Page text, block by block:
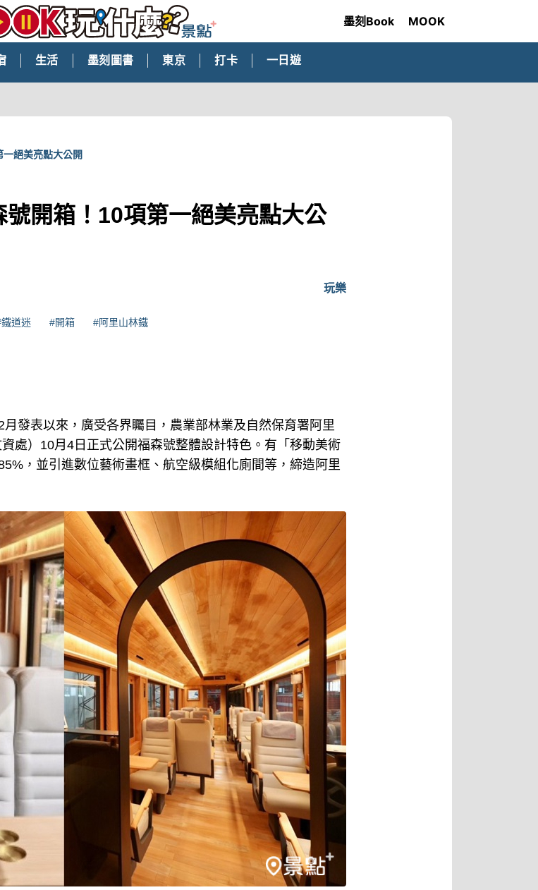
墨刻Book MOOK
生活 墨刻圖書 東京 打卡 一日遊
絕美亮點大公開
號開箱！10項第一絕美亮點大公
玩樂
道迷 #開箱 #阿里山林鐵
發表以來，廣受各界矚目，農業部林業及自然保育署阿里
處）10月4日正式公開福森號整體設計特色。有「移動美術
，並引進數位藝術畫框、航空級模組化廁間等，締造阿里